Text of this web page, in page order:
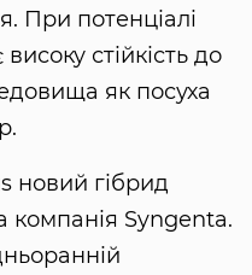
При потенціалі
стійкість до
як посуха
новий гібрид
компанія Syngenta.